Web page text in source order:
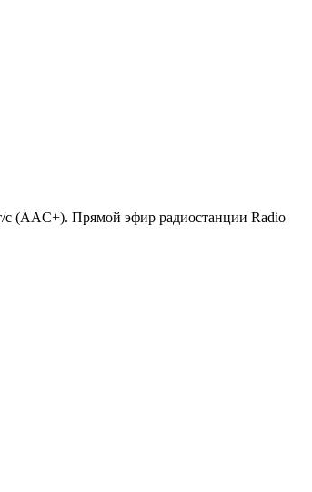
с (AAC+). Прямой эфир радиостанции Radio